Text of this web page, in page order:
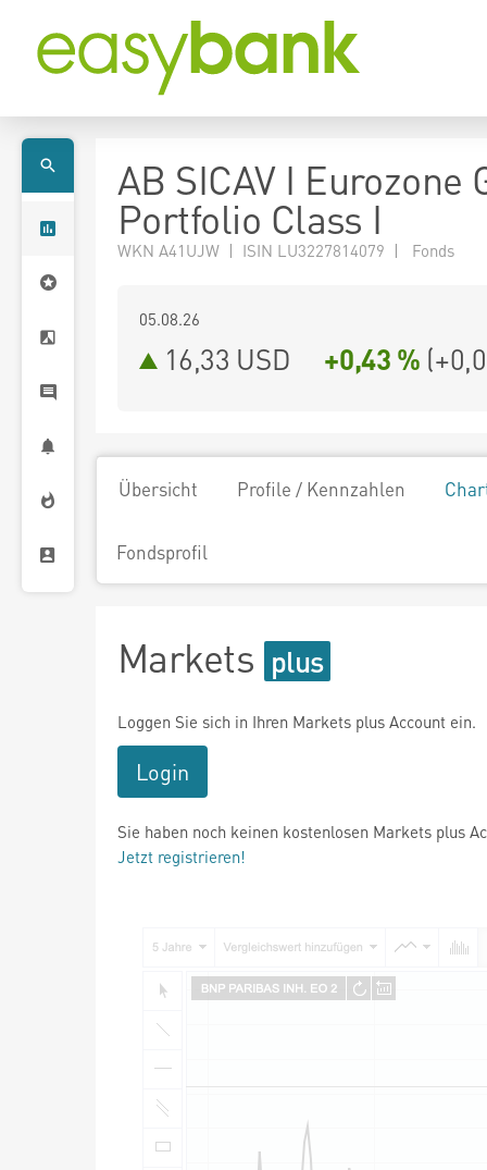
AB SICAV I Eurozone
Portfolio Class I
WKN A41UJW | ISIN LU3227814079 | Fonds
05.08.26
16,33 USD +0,43 % (
Übersicht Profile / Kennzahlen
Fondsprofil
Markets
Loggen Sie sich in Ihren Markets plus Account ein.
Login
Sie haben noch keinen kostenlosen Markets plus
Jetzt registrieren!